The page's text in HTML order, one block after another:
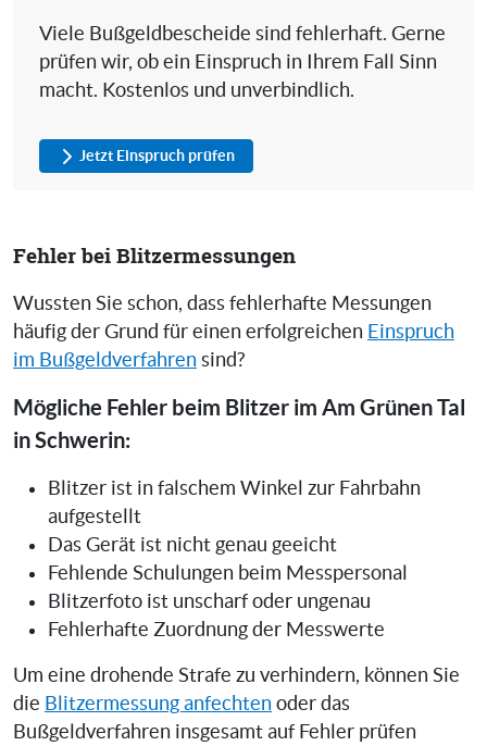
Viele Bußgeldbescheide sind fehlerhaft. Gerne
prüfen wir, ob ein Einspruch in Ihrem Fall Sinn
macht. Kostenlos und unverbindlich.
Jetzt Einspruch prüfen
Fehler bei Blitzermessungen
Wussten Sie schon, dass fehlerhafte Messungen
häufig der Grund für einen erfolgreichen Einspruch
im Bußgeldverfahren sind?
Mögliche Fehler beim Blitzer im Am Grünen Tal
in Schwerin:
Blitzer ist in falschem Winkel zur Fahrbahn
aufgestellt
Das Gerät ist nicht genau geeicht
Fehlende Schulungen beim Messpersonal
Blitzerfoto ist unscharf oder ungenau
Fehlerhafte Zuordnung der Messwerte
Um eine drohende Strafe zu verhindern, können Sie
die Blitzermessung anfechten oder das
Bußgeldverfahren insgesamt auf Fehler prüfen